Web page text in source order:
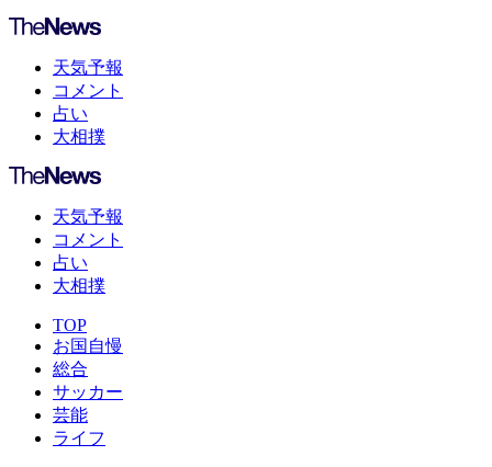
天気予報
コメント
占い
大相撲
天気予報
コメント
占い
大相撲
TOP
お国自慢
総合
サッカー
芸能
ライフ